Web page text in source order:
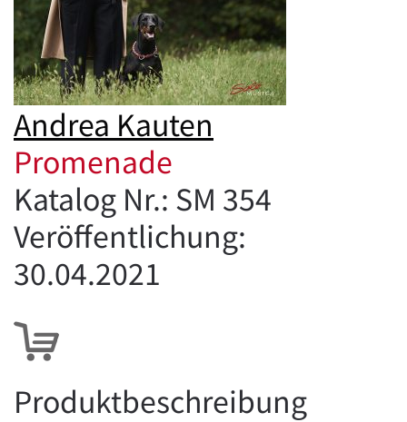
Andrea Kauten
Promenade
Katalog Nr.: SM 354
Veröffentlichung:
30.04.2021
Produktbeschreibung